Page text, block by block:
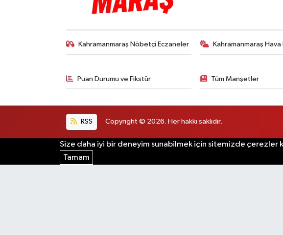
Kahramanmaraş Nöbetçi Eczaneler Kahramanmaraş Hava
Puan Durumu ve Fikstür Tüm Manşetler
RSS Copyright © 2026. Her hakkı saklıdır.
Size daha iyi bir deneyim sunabilmek için sitemizde çerezler
Tamam